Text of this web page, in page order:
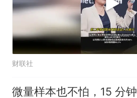
财联社
微量样本也不怕，15 分钟